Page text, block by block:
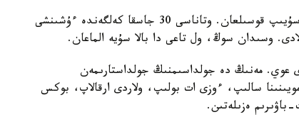
حات اۆتورىنىڭ ايتۋىنشا، كۇيەۋى ەكەۋى ءبىر-ءبىرىن ءسۇيىپ قوسىلعان. وتاناسى 30 جاسقا كەلگەندە ءۇشىنشى
وسىدان سوڭ، ول تاعى دا بالا سۇيە الماعان.
عوي. مەنىڭ دە جولداسىمنىڭ جولداستارىمەن
سالىپ، ءوزى ات بولىپ، ولاردى ارقالاپ، بوكس
ەزىلەتىن.